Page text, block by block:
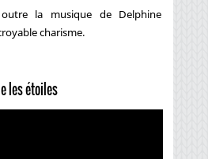
la musique de Delphine
charisme.
les étoiles